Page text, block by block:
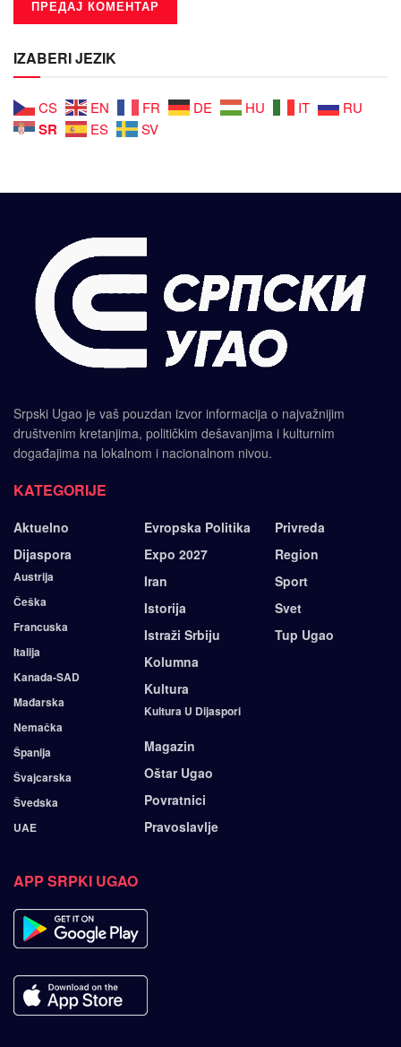
IZABERI JEZIK
CS EN FR DE HU IT RU
SR ES SV
Srpski Ugao je vaš pouzdan izvor informacija o najvažnijim
društvenim kretanjima, političkim dešavanjima i kulturnim
događajima na lokalnom i nacionalnom nivou.
KATEGORIJE
Aktuelno
Dijaspora
Austrija
Češka
Francuska
Italija
Kanada-SAD
Mađarska
Nemačka
Španija
Švajcarska
Švedska
UAE
Evropska Politika
Expo 2027
Iran
Istorija
Istraži Srbiju
Kolumna
Kultura
Kultura U Dijaspori
Magazin
Oštar Ugao
Povratnici
Pravoslavlje
Privreda
Region
Sport
Svet
Tup Ugao
APP SRPKI UGAO